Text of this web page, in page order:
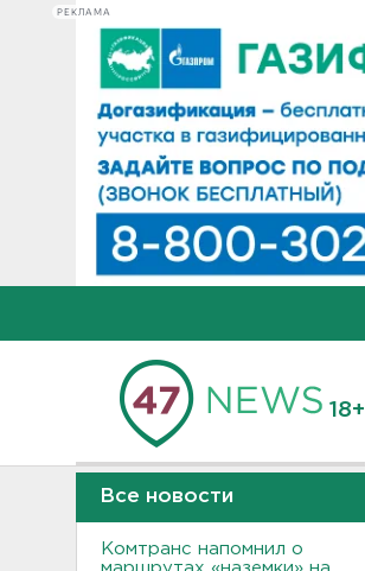
РЕКЛАМА
18+
Все новости
Комтранс напомнил о
маршрутах «наземки» на